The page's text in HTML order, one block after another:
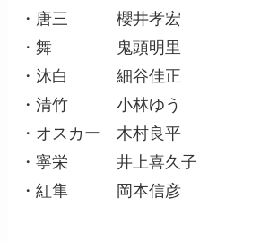
・唐三 櫻井孝宏
・舞 鬼頭明里
・沐白 細谷佳正
・清竹 小林ゆう
・オスカー 木村良平
・寧栄 井上喜久子
・紅隼 岡本信彦